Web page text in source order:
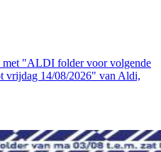
met "ALDI folder voor volgende
vrijdag 14/08/2026" van Aldi,